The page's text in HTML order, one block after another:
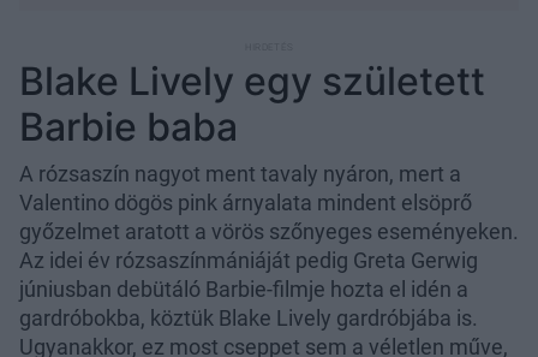
Blake Lively egy született
Barbie baba
A rózsaszín nagyot ment tavaly nyáron, mert a
Valentino dögös pink árnyalata mindent elsöprő
győzelmet aratott a vörös szőnyeges eseményeken.
Az idei év rózsaszínmániáját pedig Greta Gerwig
júniusban debütáló Barbie-filmje hozta el idén a
gardróbokba, köztük Blake Lively gardróbjába is.
Ugyanakkor, ez most cseppet sem a véletlen műve,